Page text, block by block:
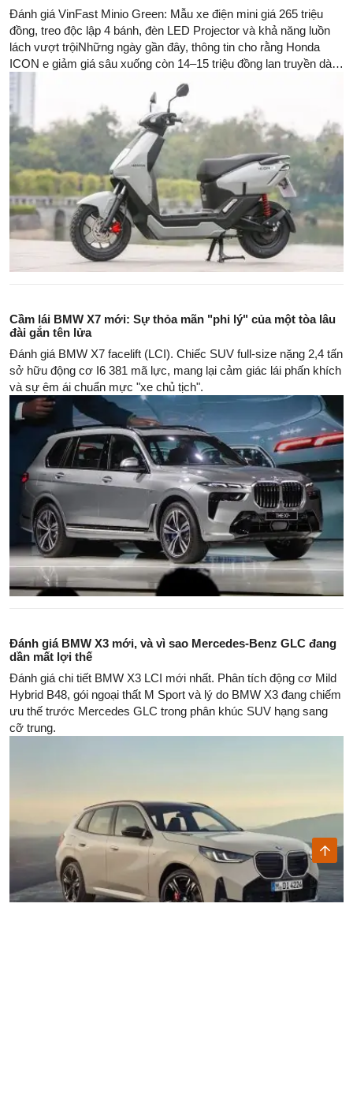
Đánh giá VinFast Minio Green: Mẫu xe điện mini giá 265 triệu
đồng, treo độc lập 4 bánh, đèn LED Projector và khả năng luồn
lách vượt trộiNhững ngày gần đây, thông tin cho rằng Honda
ICON e giảm giá sâu xuống còn 14–15 triệu đồng lan truyền dày
đặc trên báo chí và mạng xã hội, nhanh chóng thu hút sự chú ý
Cầm lái BMW X7 mới: Sự thỏa mãn "phi lý" của một tòa lâu
đài gắn tên lửa
Đánh giá BMW X7 facelift (LCI). Chiếc SUV full-size nặng 2,4 tấn
sở hữu động cơ I6 381 mã lực, mang lại cảm giác lái phấn khích
và sự êm ái chuẩn mực "xe chủ tịch".
Đánh giá BMW X3 mới, và vì sao Mercedes-Benz GLC đang
dần mất lợi thế
Đánh giá chi tiết BMW X3 LCI mới nhất. Phân tích động cơ Mild
Hybrid B48, gói ngoại thất M Sport và lý do BMW X3 đang chiếm
ưu thế trước Mercedes GLC trong phân khúc SUV hạng sang
cỡ trung.